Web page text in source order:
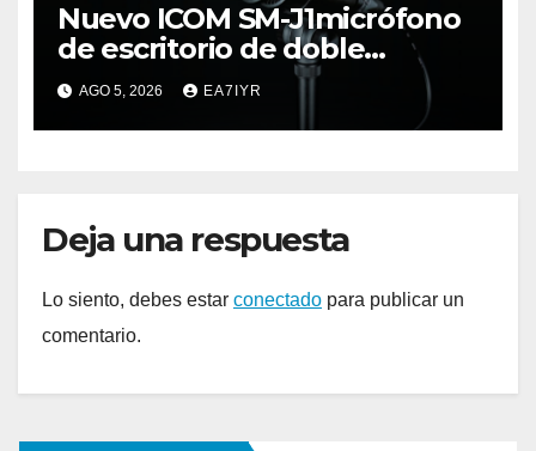
Nuevo ICOM SM-J1micrófono
de escritorio de doble
elemento premium
AGO 5, 2026 EA7IYR
Deja una respuesta
Lo siento, debes estar conectado para publicar un
comentario.